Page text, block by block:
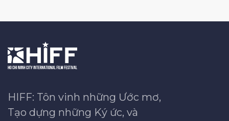
HIFF: Tôn vinh những Ước mơ,
Tạo dựng những Ký ức, và